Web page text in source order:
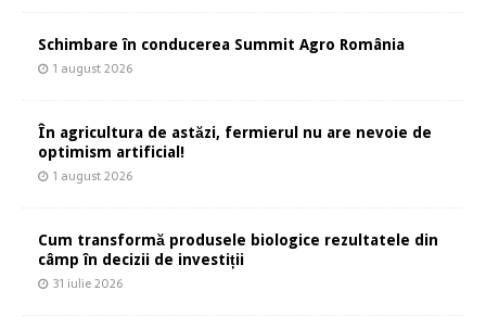
Schimbare în conducerea Summit Agro România
1 august 2026
În agricultura de astăzi, fermierul nu are nevoie de
optimism artificial!
1 august 2026
Cum transformă produsele biologice rezultatele din
câmp în decizii de investiții
31 iulie 2026